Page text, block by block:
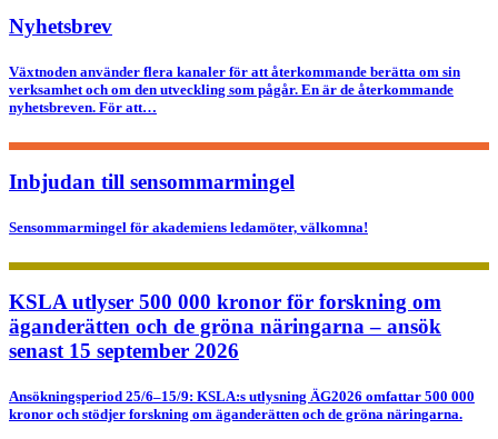
Nyhetsbrev
Växtnoden använder flera kanaler för att återkommande berätta om sin
verksamhet och om den utveckling som pågår. En är de återkommande
nyhetsbreven. För att…
Inbjudan till sensommarmingel
Sensommarmingel för akademiens ledamöter, välkomna!
KSLA utlyser 500 000 kronor för forskning om
äganderätten och de gröna näringarna – ansök
senast 15 september 2026
Ansökningsperiod 25/6–15/9: KSLA:s utlysning ÄG2026 omfattar 500 000
kronor och stödjer forskning om äganderätten och de gröna näringarna.